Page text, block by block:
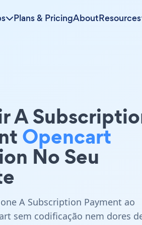
Plans & PricingAboutResources
A
Opencart
No Seu
A Subscription Payment ao
sem codificação nem dores